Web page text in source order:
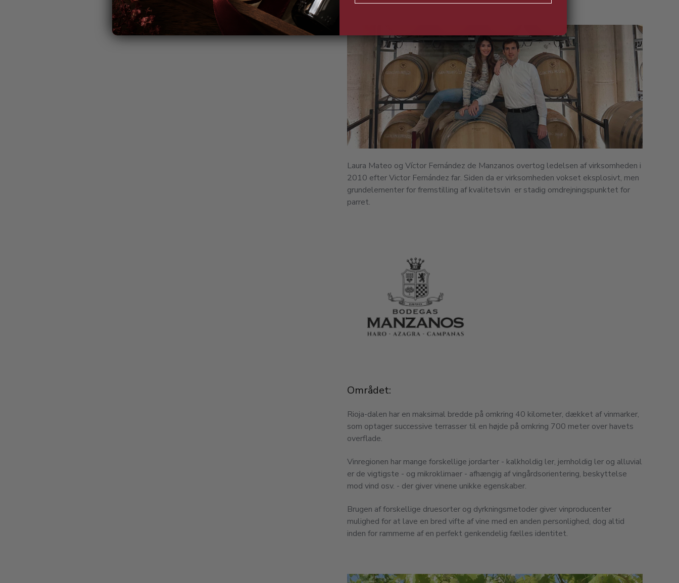
Laura Mateo og Víctor Fernández de Manzanos overtog ledelsen af virksomheden i
2010 efter Victor Fernández far. Siden da er virksomheden vokset eksplosivt, men
grundelementer for fremstilling af kvalitetsvin er stadig omdrejningspunktet for
parret.
Området:
Rioja-dalen har en maksimal bredde på omkring 40 kilometer, dækket af vinmarker,
som optager successive terrasser til en højde på omkring 700 meter over havets
overflade.
Vinregionen har mange forskellige jordarter - kalkholdig ler, jernholdig ler og alluvial
er de vigtigste - og mikroklimaer - afhængig af vingårdsorientering, beskyttelse
mod vind osv. - der giver vinene unikke egenskaber.
Brugen af ​​forskellige druesorter og dyrkningsmetoder giver vinproducenter
mulighed for at lave en bred vifte af vine med en anden personlighed, dog altid
inden for rammerne af en perfekt genkendelig fælles identitet.